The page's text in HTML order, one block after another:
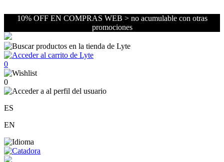
10% OFF EN COMPRAS WEB > no acumulable con otras
promociones
0
0
ES
EN